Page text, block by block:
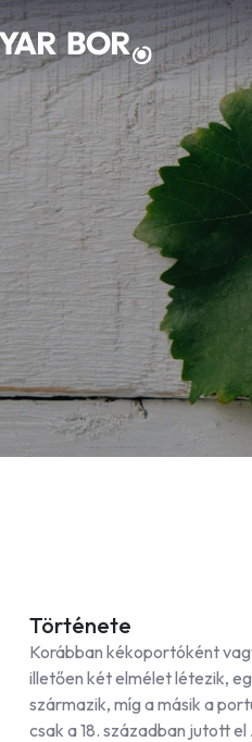
Története
Korábban kékoportóként
illetően két elmélet létezik,
származik, míg a másik a
csak a 18. században jutott